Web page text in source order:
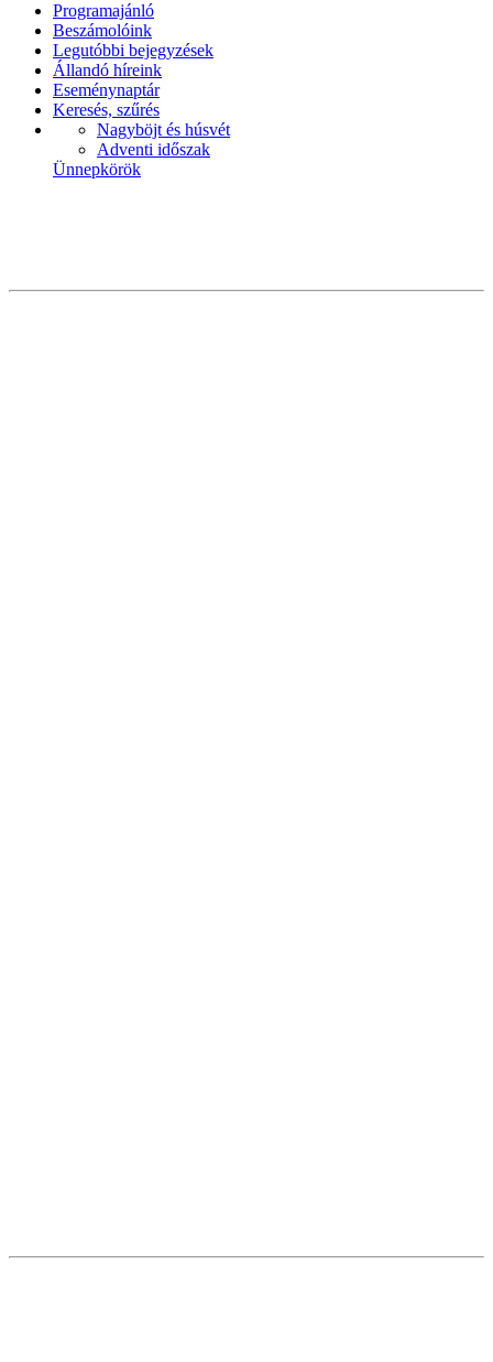
Programajánló
Beszámolóink
Legutóbbi bejegyzések
Állandó híreink
Eseménynaptár
Keresés, szűrés
Nagyböjt és húsvét
Adventi időszak
Ünnepkörök